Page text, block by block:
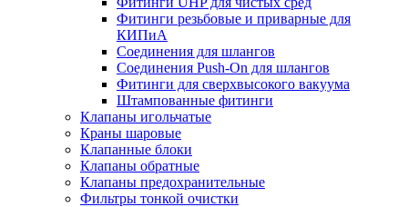
Фитинги резьбовые и приварные для
КИПиА
Соединения для шлангов
Соединения Push-On для шлангов
Фитинги для сверхвысокого вакуума
Штампованные фитинги
Клапаны игольчатые
Краны шаровые
Клапанные блоки
Клапаны обратные
Клапаны предохранительные
Фильтры тонкой очистки